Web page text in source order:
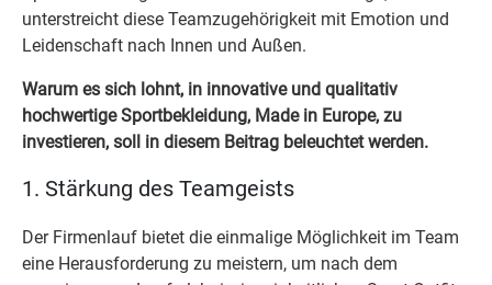
unterstreicht diese Teamzugehörigkeit mit Emotion und
Leidenschaft nach Innen und Außen.
Warum es sich lohnt, in innovative und qualitativ
hochwertige Sportbekleidung, Made in Europe, zu
investieren, soll in diesem Beitrag beleuchtet werden.
1. Stärkung des Teamgeists
Der Firmenlauf bietet die einmalige Möglichkeit im Team
eine Herausforderung zu meistern, um nach dem